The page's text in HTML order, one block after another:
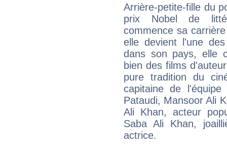
Arrière-petite-fille du
prix Nobel de
commence sa
elle devient l'une
dans son pays, elle
bien des films
pure tradition du
capitaine de
Pataudi, Mansoor Ali
Ali Khan, acteur
Saba Ali Khan,
actrice.